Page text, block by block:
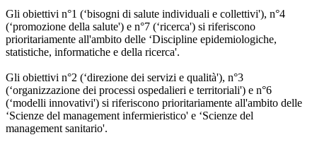
Gli obiettivi n°1 (‘bisogni di salute individuali e collettivi'), n°4
(‘promozione della salute') e n°7 (‘ricerca') si riferiscono
prioritariamente all'ambito delle ‘Discipline epidemiologiche,
statistiche, informatiche e della ricerca'.
Gli obiettivi n°2 (‘direzione dei servizi e qualità'), n°3
(‘organizzazione dei processi ospedalieri e territoriali') e n°6
(‘modelli innovativi') si riferiscono prioritariamente all'ambito delle
‘Scienze del management infermieristico' e ‘Scienze del
management sanitario'.